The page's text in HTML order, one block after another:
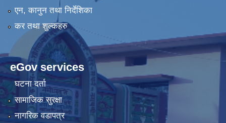
एन, कानुन तथा निर्देशिका
कर तथा शुल्कहरु
eGov services
घटना दर्ता
सामाजिक सुरक्षा
नागरिक वडापत्र